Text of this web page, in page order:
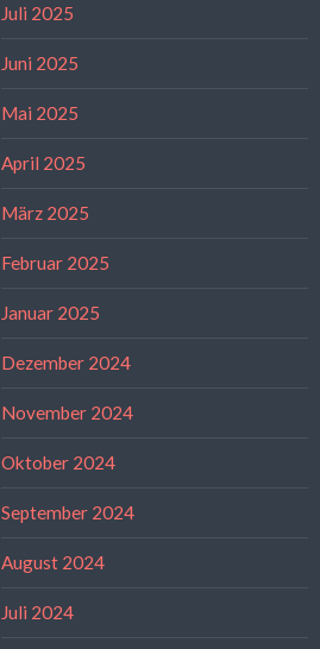
Juli 2025
Juni 2025
Mai 2025
April 2025
März 2025
Februar 2025
Januar 2025
Dezember 2024
November 2024
Oktober 2024
September 2024
August 2024
Juli 2024